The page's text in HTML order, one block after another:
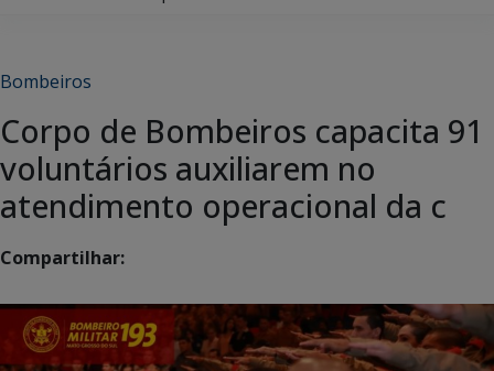
Bombeiros
Corpo de Bombeiros capacita 91
voluntários auxiliarem no
atendimento operacional da c
Compartilhar: